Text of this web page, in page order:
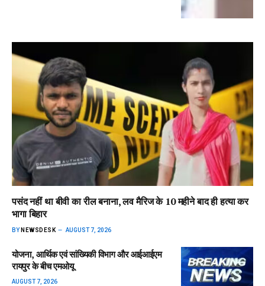
पसंद नहीं था बीवी का रील बनाना, लव मैरिज के 10 महीने बाद ही हत्या कर
भागा बिहार
BY NEWSDESK AUGUST 7, 2026
योजना, आर्थिक एवं सांख्यिकी विभाग और आईआईएम
रायपुर के बीच एमओयू
AUGUST 7, 2026